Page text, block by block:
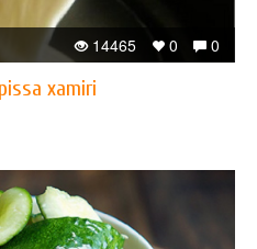
0
0
14465
xamiri